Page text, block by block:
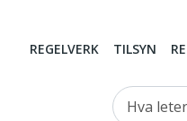
REGELVERK TILSYN
Hva leter